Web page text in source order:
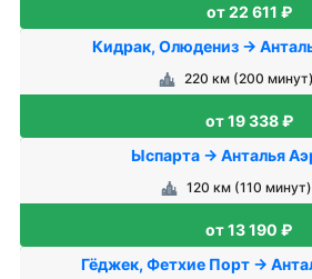
от 22 611 ₽
Кидрак, Олюдениз →
220 км (200 минут)
от 19 338 ₽
Ыспарта → Анталья
120 км (110 минут)
от 13 190 ₽
Гёджек, Фетхие Порт →